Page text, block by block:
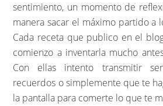
sentimiento, un momento de
manera sacar el máximo partido a
Cada receta que publico en el
comienzo a inventarla mucho
Con ellas intento transmitir
recuerdos o simplemente que te
la pantalla para comerte lo que te